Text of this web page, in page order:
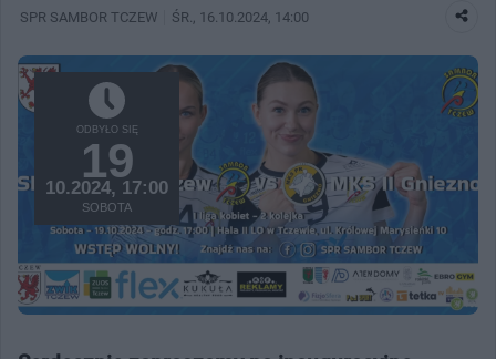
SPR SAMBOR TCZEW ŚR. , 16.10.2024, 14:00
ODBYŁO SIĘ
19
10.2024, 17:00
SOBOTA